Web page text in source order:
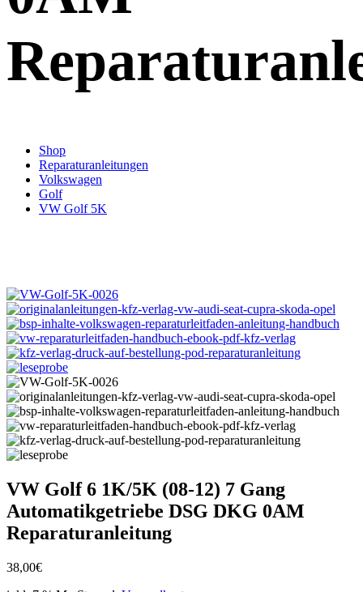
Shop
Reparaturanleitungen
Volkswagen
Golf
VW Golf 5K
VW Golf 6 1K/5K (08-12) 7 Gang
Automatikgetriebe DSG DKG 0AM
Reparaturanleitung
38,00€